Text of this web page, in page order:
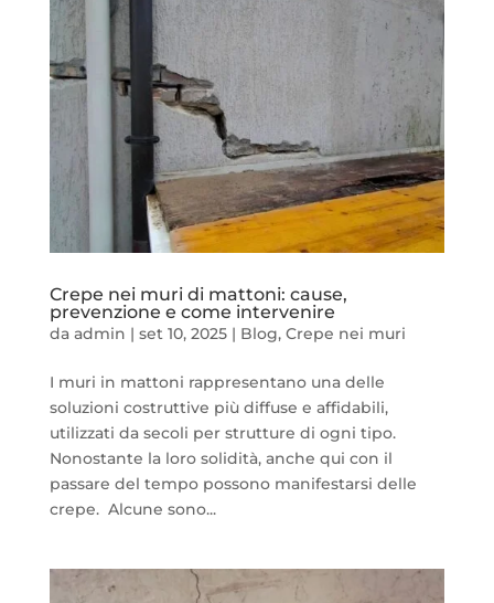
Crepe nei muri di mattoni: cause,
prevenzione e come intervenire
da admin | set 10, 2025| Blog, Crepe nei muri
I muri in mattoni rappresentano una delle
soluzioni costruttive più diffuse e affidabili,
utilizzati da secoli per strutture di ogni tipo.
Nonostante la loro solidità, anche qui con il
passare del tempo possono manifestarsi delle
crepe. Alcune sono...